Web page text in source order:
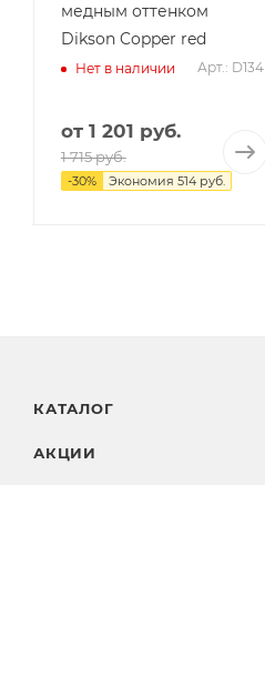
медным оттенком
Dikson Copper red
Нет в наличии Арт.: D134
от 1 201 руб.
1 715 руб.
-30% Экономия 514 руб.
КАТАЛОГ
АКЦИИ